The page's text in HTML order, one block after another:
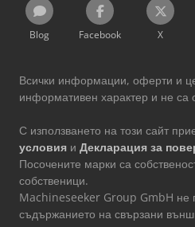
Blog Facebook X
Всички информации, оферти и
информативен характер и не са
С използването на този сайт
условия и Декларация за
Посочените марки са
собственици.
Machineseeker Group GmbH не
съдържанието на свързани